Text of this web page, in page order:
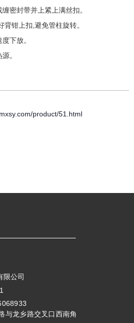
密封带并上紧上满丝扣。
钳上扣,避免管柱旋转。
下放。
。
product/51.html
限公司
与龙乡路交叉口西南角